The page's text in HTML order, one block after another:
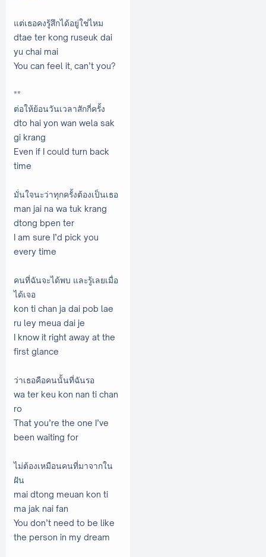
แต่เธอคงรู้สึกได้อยู่ใช่ไหม
dtae ter kong ruseuk dai
yu chai mai
You can feel it, can’t you?
**
ต่อให้ย้อนวันเวลาสักกี่ครั้ง
dto hai yon wan wela sak
gi krang
Even if I could turn back
time
มั่นใจนะว่าทุกครั้งต้องเป็นเธอ
man jai na wa tuk krang
dtong bpen ter
I am sure I’d pick you
every time
คนที่ฉันจะได้พบ และรู้เลยเมื่อ
ได้เจอ
kon ti chan ja dai pob lae
ru ley meua dai je
I know it right away at the
first glance
ว่าเธอคือคนนั้นที่ฉันรอ
wa ter keu kon nan ti chan
ro
That you’re the one I’ve
been waiting for
ไม่ต้องเหมือนคนที่มาจากใน
ฝัน
mai dtong meuan kon ti
ma jak nai fan
You don’t need to be like
the person in my dream